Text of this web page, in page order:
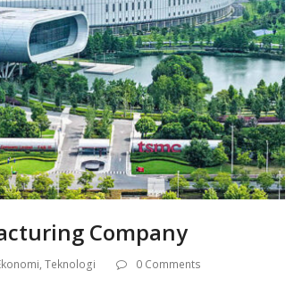
Company
, Teknologi 0 Comments